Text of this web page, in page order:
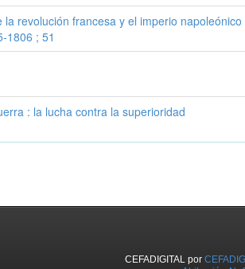
revolución francesa y el imperio
1806 ; 51
: la lucha contra la superioridad
CEFADIGITAL por